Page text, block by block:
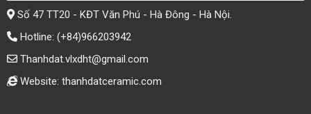
Số 47 TT20 - KĐT Văn Phú - Hà Đông - Hà Nội.
Hotline: (+84)966203942
Thanhdat.vlxdht@gmail.com
Website: thanhdatceramic.com